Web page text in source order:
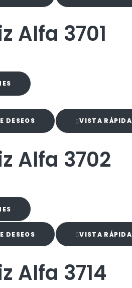
Alfa 3701
DESEOS VISTA RÁPIDA
Alfa 3702
DESEOS VISTA RÁPIDA
Alfa 3714